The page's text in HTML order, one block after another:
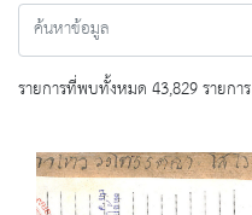
รายการที่พบทั้งหมด 43,829 รายการ